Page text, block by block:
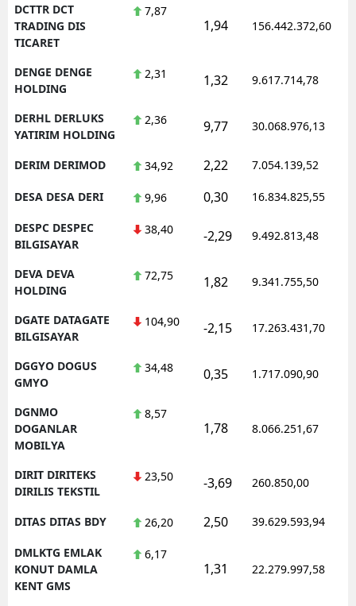
DCTTR DCT
TRADING DIS
TICARET
7,87
1,94 156.442.372,60
DENGE DENGE
HOLDING
2,31 1,32 9.617.714,78
DERHL DERLUKS
YATIRIM HOLDING
2,36 9,77 30.068.976,13
DERIM DERIMOD 34,92 2,22 7.054.139,52
DESA DESA DERI 9,96 0,30 16.834.825,55
DESPC DESPEC
BILGISAYAR
38,40 -2,29 9.492.813,48
DEVA DEVA
HOLDING
72,75 1,82 9.341.755,50
DGATE DATAGATE
BILGISAYAR
104,90 -2,15 17.263.431,70
DGGYO DOGUS
GMYO
34,48 0,35 1.717.090,90
DGNMO
DOGANLAR
MOBILYA
8,57
1,78 8.066.251,67
DIRIT DIRITEKS
DIRILIS TEKSTIL
23,50 -3,69 260.850,00
DITAS DITAS BDY 26,20 2,50 39.629.593,94
DMLKTG EMLAK
KONUT DAMLA
KENT GMS
6,17
1,31 22.279.997,58